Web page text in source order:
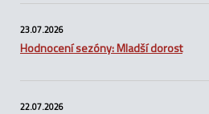
23.07.2026
Hodnocení sezóny: Mladší dorost
22.07.2026